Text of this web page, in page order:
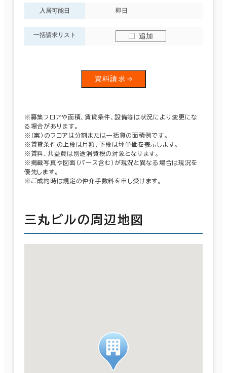
入居可能日 即日
一括請求リスト 追加
資料請求
※募集フロアや面積、賃貸条件、設備等は状況により変更にな
る場合があります。
※（案）のフロアは分割または一括貸の面積例です。
※賃貸条件の上段は月額、下段は坪単価を表示します。
※賃料、共益費は別途消費税の対象となります。
※掲載写真や図面（パース含む）が現況と異なる場合は現況を
優先します。
※ご成約時は規定の仲介手数料を申し受けます。
三丸ビルの周辺地図